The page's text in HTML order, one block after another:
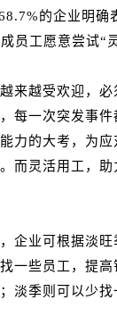
的企业明确
员工愿意尝试“
来越受欢迎，
每一次突发事
力的大考，为
而灵活用工，
企业可根据淡
一些员工，提
淡季则可以少